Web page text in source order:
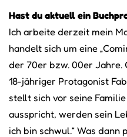
Hast du aktuell ein
Ich arbeite derzeit mein
handelt sich um eine
der 70er bzw. 00er Jahre.
18-jähriger Protagonist
stellt sich vor seine
ausspricht, werden sein
ich bin schwul.“ Was